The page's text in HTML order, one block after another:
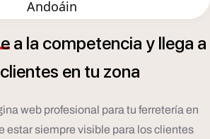
Andoáin
a la competencia y llega a
clientes en tu zona
web profesional para tu ferretería en
estar siempre visible para los clientes